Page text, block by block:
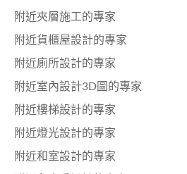
附近夾層施工的專家
附近貨櫃屋設計的專家
附近廁所設計的專家
附近室內設計3D圖的專家
附近樓梯設計的專家
附近燈光設計的專家
附近和室設計的專家